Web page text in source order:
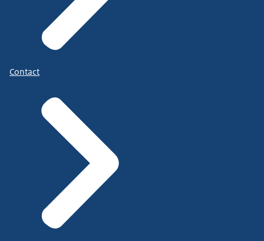
Contact